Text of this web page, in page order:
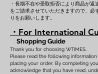
・長期不在や受取拒否により商品が返
をご請求させていただきますので、必
りをお願いします。
・For International
Shopping Guide
Thank you for choosing WTIMES.
Please read the following
placing your order. By completing
acknowledge that you have read,